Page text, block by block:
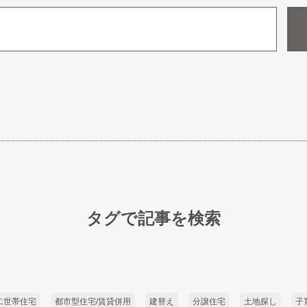
タグで記事を検索
世帯住宅 都市型住宅/賃貸併用 建替え 分譲住宅 土地探し 子